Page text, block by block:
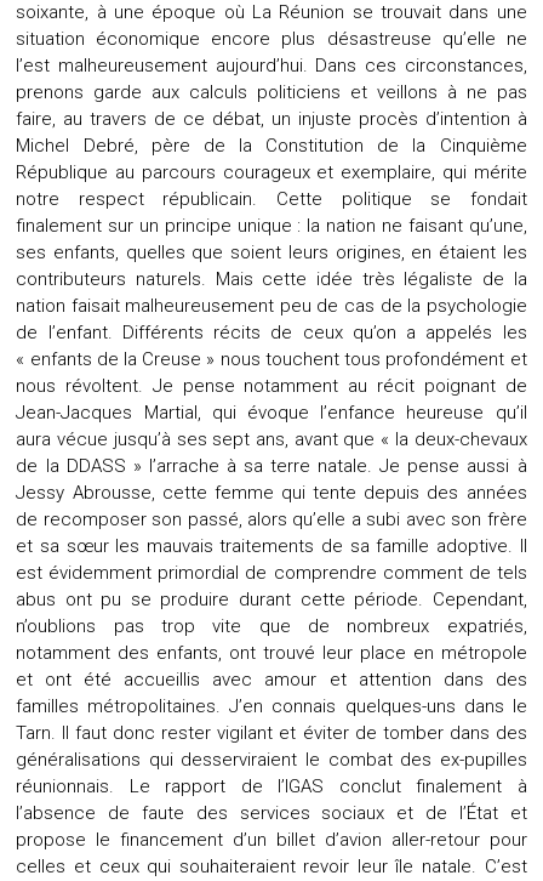
soixante, à une époque où La Réunion se trouvait dans une
situation économique encore plus désastreuse qu’elle ne
l’est malheureusement aujourd’hui. Dans ces circonstances,
prenons garde aux calculs politiciens et veillons à ne pas
faire, au travers de ce débat, un injuste procès d’intention à
Michel Debré, père de la Constitution de la Cinquième
République au parcours courageux et exemplaire, qui mérite
notre respect républicain. Cette politique se fondait
finalement sur un principe unique : la nation ne faisant qu’une,
ses enfants, quelles que soient leurs origines, en étaient les
contributeurs naturels. Mais cette idée très légaliste de la
nation faisait malheureusement peu de cas de la psychologie
de l’enfant. Différents récits de ceux qu’on a appelés les
« enfants de la Creuse » nous touchent tous profondément et
nous révoltent. Je pense notamment au récit poignant de
Jean-Jacques Martial, qui évoque l’enfance heureuse qu’il
aura vécue jusqu’à ses sept ans, avant que « la deux-chevaux
de la DDASS » l’arrache à sa terre natale. Je pense aussi à
Jessy Abrousse, cette femme qui tente depuis des années
de recomposer son passé, alors qu’elle a subi avec son frère
et sa sœur les mauvais traitements de sa famille adoptive. Il
est évidemment primordial de comprendre comment de tels
abus ont pu se produire durant cette période. Cependant,
n’oublions pas trop vite que de nombreux expatriés,
notamment des enfants, ont trouvé leur place en métropole
et ont été accueillis avec amour et attention dans des
familles métropolitaines. J’en connais quelques-uns dans le
Tarn. Il faut donc rester vigilant et éviter de tomber dans des
généralisations qui desserviraient le combat des ex-pupilles
réunionnais. Le rapport de l’IGAS conclut finalement à
l’absence de faute des services sociaux et de l’État et
propose le financement d’un billet d’avion aller-retour pour
celles et ceux qui souhaiteraient revoir leur île natale. C’est